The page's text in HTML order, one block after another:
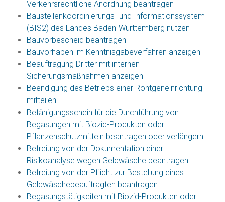
Verkehrsrechtliche Anordnung beantragen
Baustellenkoordinierungs- und Informationssystem
(BIS2) des Landes Baden-Württemberg nutzen
Bauvorbescheid beantragen
Bauvorhaben im Kenntnisgabeverfahren anzeigen
Beauftragung Dritter mit internen
Sicherungsmaßnahmen anzeigen
Beendigung des Betriebs einer Röntgeneinrichtung
mitteilen
Befähigungsschein für die Durchführung von
Begasungen mit Biozid-Produkten oder
Pflanzenschutzmitteln beantragen oder verlängern
Befreiung von der Dokumentation einer
Risikoanalyse wegen Geldwäsche beantragen
Befreiung von der Pflicht zur Bestellung eines
Geldwäschebeauftragten beantragen
Begasungstätigkeiten mit Biozid-Produkten oder